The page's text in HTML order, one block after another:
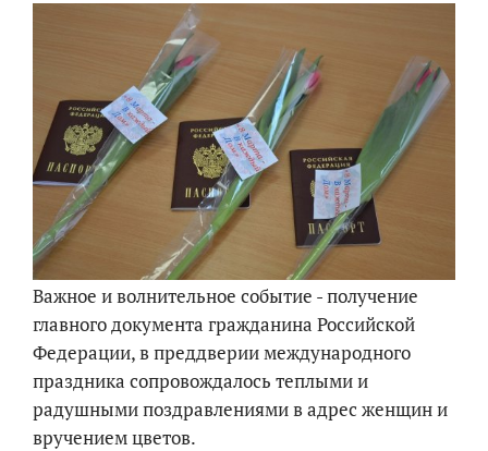
Важное и волнительное событие - получение
главного документа гражданина Российской
Федерации, в преддверии международного
праздника сопровождалось теплыми и
радушными поздравлениями в адрес женщин и
вручением цветов.